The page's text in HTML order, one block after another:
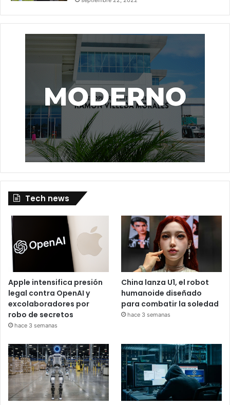
Tech news
Apple intensifica presión
legal contra OpenAI y
excolaboradores por
robo de secretos
hace 3 semanas
China lanza U1, el robot
humanoide diseñado
para combatir la soledad
hace 3 semanas